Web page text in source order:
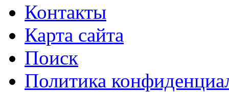
Контакты
Карта сайта
Поиск
Политика